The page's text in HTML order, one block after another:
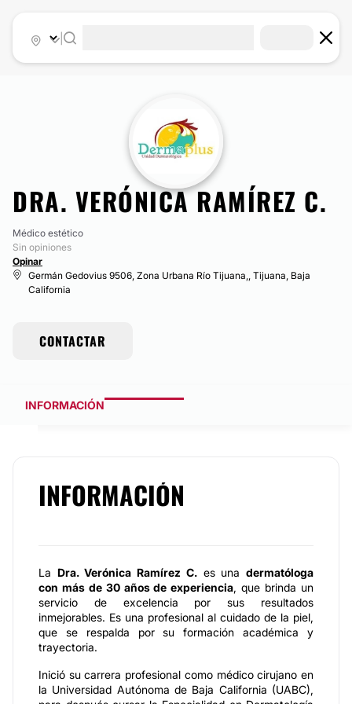
DRA. VERÓNICA RAMÍREZ C.
Médico estético
Sin opiniones
Opinar
Germán Gedovius 9506, Zona Urbana Río Tijuana,, Tijuana, Baja
California
CONTACTAR
INFORMACIÓN
INFORMACIÓN
La Dra. Verónica Ramírez C.es unadermatóloga
con más de 30 años de experiencia, que brinda un
servicio de excelencia por sus resultados
inmejorables. Es una profesional al cuidado de la piel,
que se respalda por su formación académica y
trayectoria.
Inició su carrera profesional como médico cirujano en
la Universidad Autónoma de Baja California (UABC),